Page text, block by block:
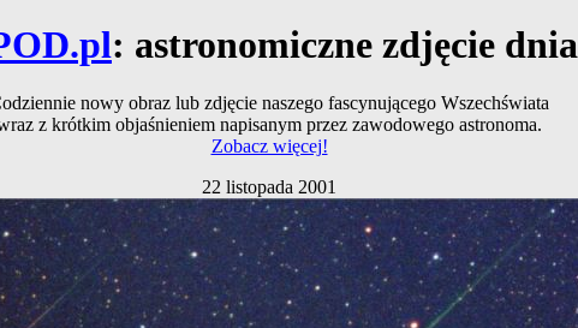
: astronomiczne zdjęcie dnia
nowy obraz lub zdjęcie naszego fascynującego Wszechświata
z krótkim objaśnieniem napisanym przez zawodowego astronoma.
Zobacz więcej!
22 listopada 2001